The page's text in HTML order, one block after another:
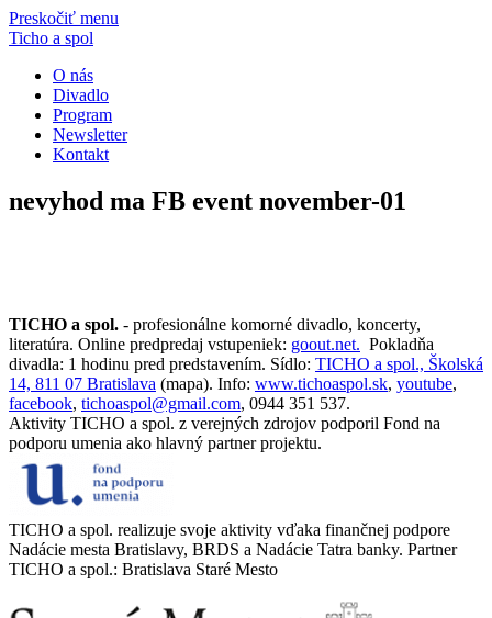
Preskočiť menu
Ticho a spol
O nás
Divadlo
Program
Newsletter
Kontakt
nevyhod ma FB event november-01
TICHO a spol. - profesionálne komorné divadlo, koncerty,
literatúra. Online predpredaj vstupeniek: goout.net. Pokladňa
divadla: 1 hodinu pred predstavením. Sídlo: TICHO a spol., Školská
14, 811 07 Bratislava (mapa). Info: www.tichoaspol.sk, youtube,
facebook, tichoaspol@gmail.com, 0944 351 537.
Aktivity TICHO a spol. z verejných zdrojov podporil Fond na
podporu umenia ako hlavný partner projektu.
TICHO a spol. realizuje svoje aktivity vďaka finančnej podpore
Nadácie mesta Bratislavy, BRDS a Nadácie Tatra banky. Partner
TICHO a spol.: Bratislava Staré Mesto